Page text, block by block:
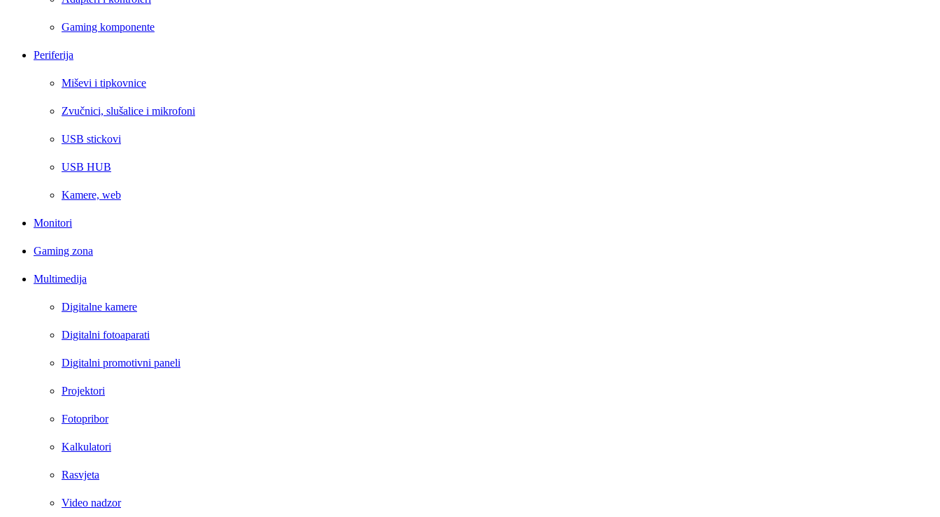
Gaming komponente
Periferija
Miševi i tipkovnice
Zvučnici, slušalice i mikrofoni
USB stickovi
USB HUB
Kamere, web
Monitori
Gaming zona
Multimedija
Digitalne kamere
Digitalni fotoaparati
Digitalni promotivni paneli
Projektori
Fotopribor
Kalkulatori
Rasvjeta
Video nadzor